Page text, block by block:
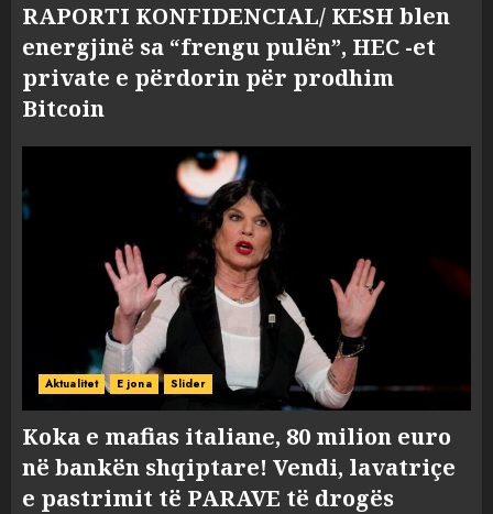
RAPORTI KONFIDENCIAL/ KESH blen
energjinë sa “frengu pulën”, HEC -et
private e përdorin për prodhim
Bitcoin
Aktualitet E jona Slider
Koka e mafias italiane, 80 milion euro
në bankën shqiptare! Vendi, lavatriçe
e pastrimit të PARAVE të drogës